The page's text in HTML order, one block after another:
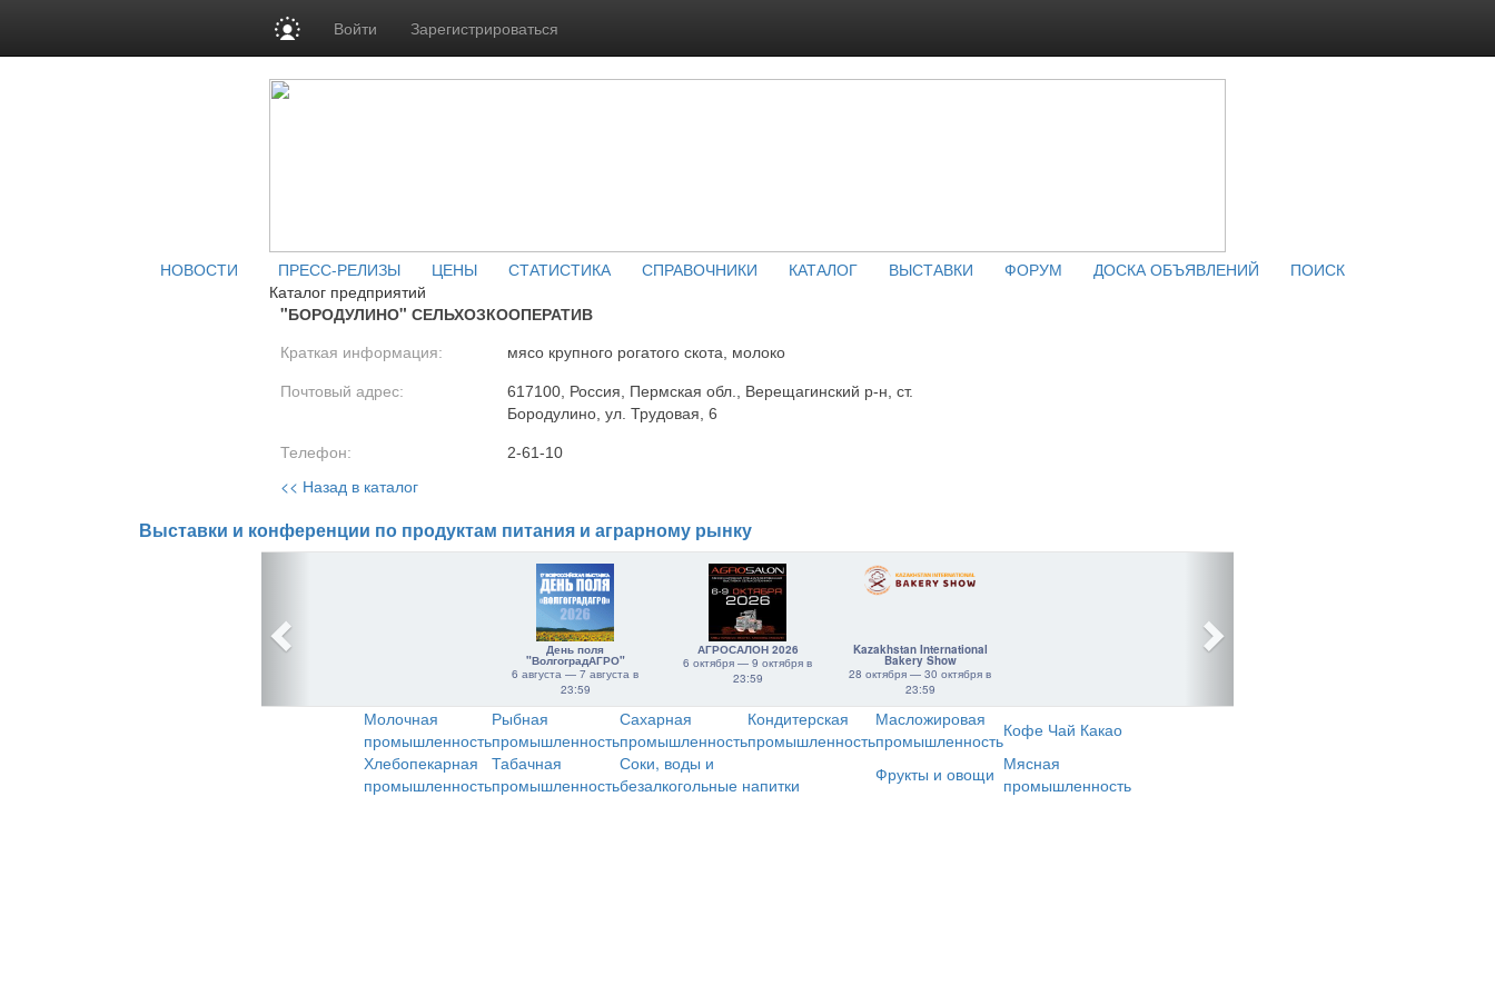
Войти Зарегистрироваться
НОВОСТИ ПРЕСС-РЕЛИЗЫ ЦЕНЫ СТАТИСТИКА СПРАВОЧНИКИ КАТАЛОГ ВЫСТАВКИ ФОРУМ ДОСКА ОБЪЯВЛЕНИЙ
ПОИСК
Каталог предприятий
"БОРОДУЛИНО" СЕЛЬХОЗКООПЕРАТИВ
Краткая информация: мясо крупного рогатого скота, молоко
Почтовый адрес:
617100, Россия, Пермская обл., Верещагинский р-н, ст.
Бородулино, ул. Трудовая, 6
Телефон: 2-61-10
<< Назад в каталог
Выставки и конференции по продуктам питания и аграрному рынку
День поля
"ВолгоградАГРО"
6 августа — 7 августа в
23:59
АГРОСАЛОН 2026
6 октября — 9 октября в
23:59
Kazakhstan International
Bakery Show
28 октября — 30 октября в
23:59
Молочная
промышленность
Рыбная
промышленность
Сахарная
промышленность
Кондитерская
промышленность
Масложировая
промышленностьКофе Чай Какао
Хлебопекарная
промышленность
Табачная
промышленность
Соки, воды и
безалкогольные напитки
Фрукты и овощи Мясная
промышленность